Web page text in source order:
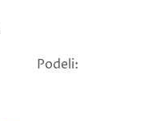
Podeli: